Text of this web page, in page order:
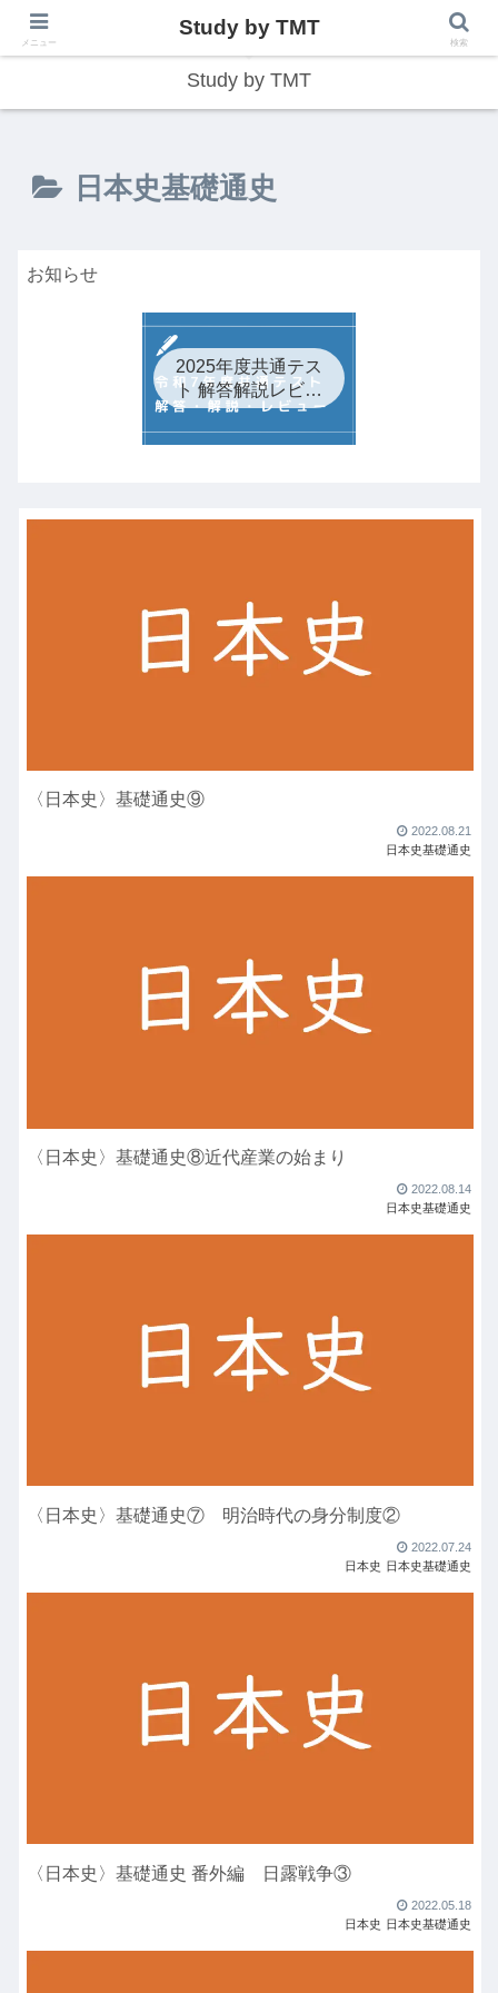
総合型学習サイト
Study by TMT
日本史基礎通史
お知らせ
2025年度共通テス
ト 解答解説レビュ
ー
〈日本史〉基礎通史⑨
2022.08.21
日本史基礎通史
〈日本史〉基礎通史⑧近代産業の始まり
2022.08.14
日本史基礎通史
〈日本史〉基礎通史⑦ 明治時代の身分制度②
2022.07.24
日本史 日本史基礎通史
〈日本史〉基礎通史 番外編 日露戦争③
2022.05.18
日本史 日本史基礎通史
メニュー
Study by TMT
検索